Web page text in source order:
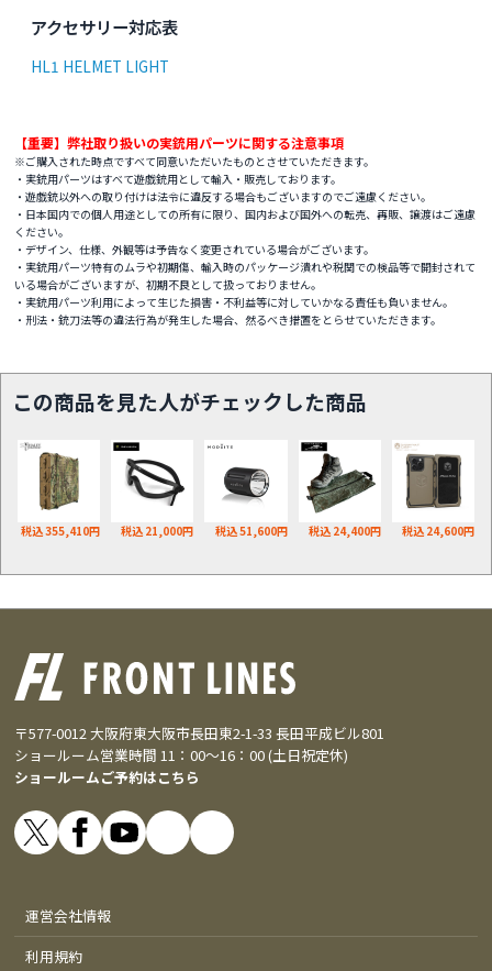
アクセサリー対応表
HL1 HELMET LIGHT
【重要】弊社取り扱いの実銃用パーツに関する注意事項
※ご購入された時点ですべて同意いただいたものとさせていただきます。
・実銃用パーツはすべて遊戯銃用として輸入・販売しております。
・遊戯銃以外への取り付けは法令に違反する場合もございますのでご遠慮ください。
・日本国内での個人用途としての所有に限り、国内および国外への転売、再販、譲渡はご遠慮
ください。
・デザイン、仕様、外観等は予告なく変更されている場合がございます。
・実銃用パーツ特有のムラや初期傷、輸入時のパッケージ潰れや税関での検品等で開封されて
いる場合がございますが、初期不良として扱っておりません。
・実銃用パーツ利用によって生じた損害・不利益等に対していかなる責任も負いません。
・刑法・銃刀法等の違法行為が発生した場合、然るべき措置をとらせていただきます。
この商品を見た人がチェックした商品
税込 355,410円 税込 21,000円 税込 51,600円 税込 24,400円 税込 24,600円
〒577-0012 大阪府東大阪市長田東2-1-33 長田平成ビル801
ショールーム営業時間 11：00～16：00 (土日祝定休)
ショールームご予約はこちら
運営会社情報
利用規約